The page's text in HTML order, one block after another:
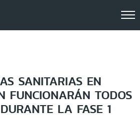
SANITARIAS EN
FUNCIONARÁN TODOS
LA FASE 1